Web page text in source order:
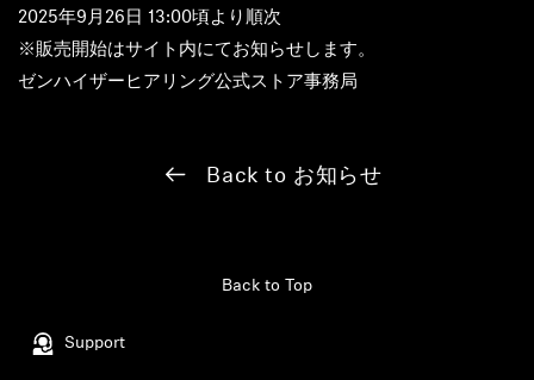
Professional
2025年9月26日 13:00頃より順次
※販売開始はサイト内にてお知らせします。
ゼンハイザーヒアリング公式ストア事務局
Back to お知らせ
Support
Back to Top